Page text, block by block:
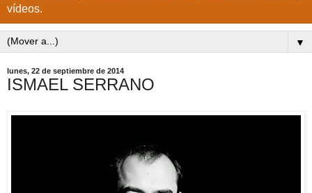
vídeos.
▼
lunes, 22 de septiembre de 2014
ISMAEL SERRANO